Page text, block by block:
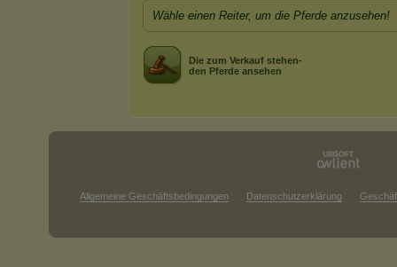
Wähle einen Reiter, um die Pferde anzusehen!
Die zum Verkauf stehen-
den Pferde ansehen
Allgemeine Geschäftsbedingungen Datenschutzerklärung